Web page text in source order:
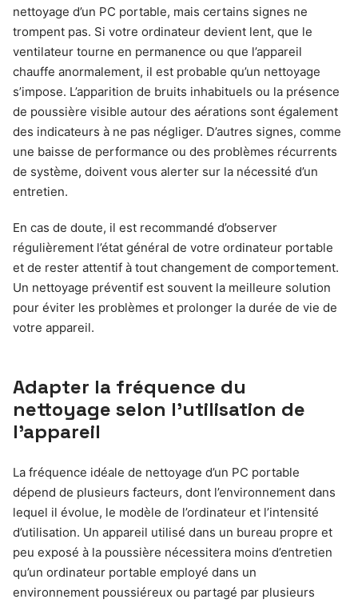
nettoyage d’un PC portable, mais certains signes ne
trompent pas. Si votre ordinateur devient lent, que le
ventilateur tourne en permanence ou que l’appareil
chauffe anormalement, il est probable qu’un nettoyage
s’impose. L’apparition de bruits inhabituels ou la présence
de poussière visible autour des aérations sont également
des indicateurs à ne pas négliger. D’autres signes, comme
une baisse de performance ou des problèmes récurrents
de système, doivent vous alerter sur la nécessité d’un
entretien.
En cas de doute, il est recommandé d’observer
régulièrement l’état général de votre ordinateur portable
et de rester attentif à tout changement de comportement.
Un nettoyage préventif est souvent la meilleure solution
pour éviter les problèmes et prolonger la durée de vie de
votre appareil.
Adapter la fréquence du
nettoyage selon l’utilisation de
l’appareil
La fréquence idéale de nettoyage d’un PC portable
dépend de plusieurs facteurs, dont l’environnement dans
lequel il évolue, le modèle de l’ordinateur et l’intensité
d’utilisation. Un appareil utilisé dans un bureau propre et
peu exposé à la poussière nécessitera moins d’entretien
qu’un ordinateur portable employé dans un
environnement poussiéreux ou partagé par plusieurs